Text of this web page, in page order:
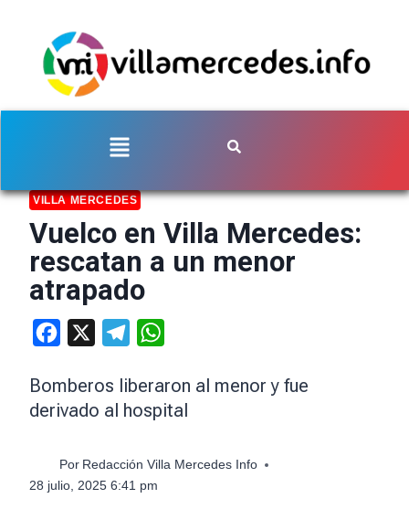
VILLA MERCEDES
Vuelco en Villa Mercedes:
rescatan a un menor
atrapado
Facebook Telegram
Bomberos liberaron al menor y fue
derivado al hospital
Por Redacción Villa Mercedes Info
28 julio, 2025 6:41 pm